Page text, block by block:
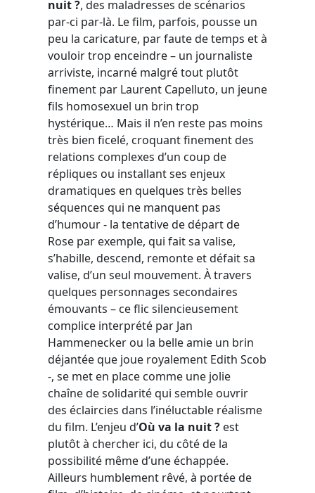
nuit ?, des maladresses de scénarios
par-ci par-là. Le film, parfois, pousse un
peu la caricature, par faute de temps et à
vouloir trop enceindre – un journaliste
arriviste, incarné malgré tout plutôt
finement par Laurent Capelluto, un jeune
fils homosexuel un brin trop
hystérique… Mais il n’en reste pas moins
très bien ficelé, croquant finement des
relations complexes d’un coup de
répliques ou installant ses enjeux
dramatiques en quelques très belles
séquences qui ne manquent pas
d’humour - la tentative de départ de
Rose par exemple, qui fait sa valise,
s’habille, descend, remonte et défait sa
valise, d’un seul mouvement. À travers
quelques personnages secondaires
émouvants – ce flic silencieusement
complice interprété par Jan
Hammenecker ou la belle amie un brin
déjantée que joue royalement Edith Scob
-, se met en place comme une jolie
chaîne de solidarité qui semble ouvrir
des éclaircies dans l’inéluctable réalisme
du film. L’enjeu d’Où va la nuit ? est
plutôt à chercher ici, du côté de la
possibilité même d’une échappée.
Ailleurs humblement rêvé, à portée de